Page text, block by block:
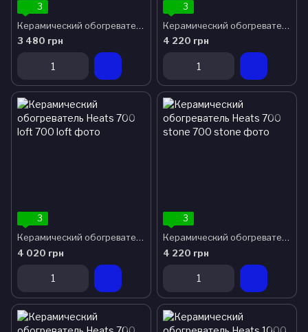
3
Керамический обогреватель Heats 500 oro
3 480 грн
3
Керамический обогреватель Heats 700 antracite
4 220 грн
3
Керамический обогреватель Heats 700 loft
4 020 грн
3
Керамический обогреватель Heats 700 stone
4 220 грн